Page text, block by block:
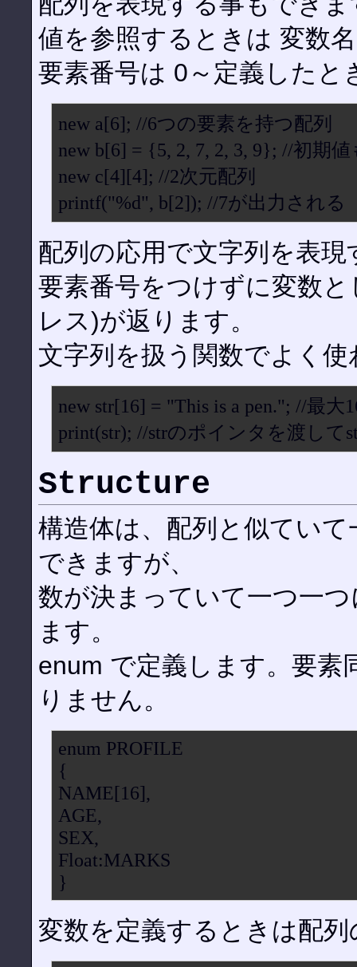
値を参照するときは 変数
要素番号は 0～定義したと
new a[6]; //6つの要素を持つ配列
new b[6] = {5, 2, 7, 2, 3, 9}; //初期
new c[4][4]; //2次元配列
printf("%d", b[2]); //7が出力される
配列の応用で文字列を表
要素番号をつけずに変数
レス)が返ります。
文字列を扱う関数でよく
new str[16] = "This is a pen."; //最大
print(str); //strのポインタを渡して
Structure
構造体は、配列と似てい
できますが、
数が決まっていて一つ一
ます。
enum で定義します。要素
りません。
enum PROFILE
{
NAME[16],
AGE,
SEX,
Float:MARKS
}
変数を定義するときは配